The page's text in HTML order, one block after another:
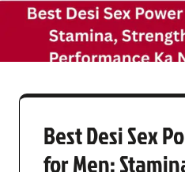
Best Desi Sex
for Men: